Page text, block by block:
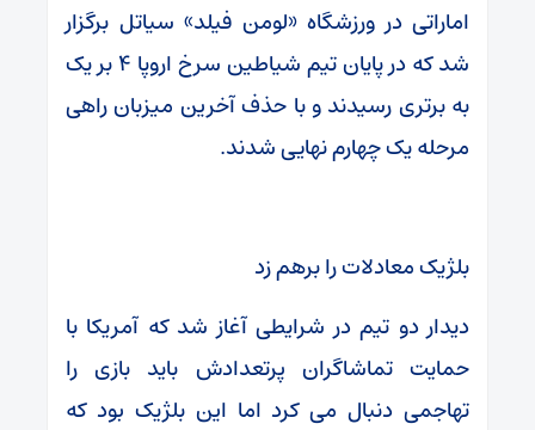
اماراتی در ورزشگاه «لومن فیلد» سیاتل برگزار
شد که در پایان تیم شیاطین سرخ اروپا ۴ بر یک
به برتری رسیدند و با حذف آخرین میزبان راهی
مرحله یک چهارم نهایی شدند.
بلژیک معادلات را برهم زد
دیدار دو تیم در شرایطی آغاز شد که آمریکا با
حمایت تماشاگران پرتعدادش باید بازی را
تهاجمی دنبال می کرد اما این بلژیک بود که